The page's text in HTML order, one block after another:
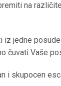
na
jedne
čuvati Vaše
i skupocen